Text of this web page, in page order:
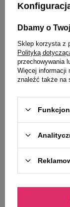
pupila
Mokra Karma dla
Animals z jagnięciną i
marchewką 800 g
10,49 zł 13,11
-
Dbamy o
Sklep korzysta z
Polityką
przechowywania
Więcej informacji
znaleźć także na